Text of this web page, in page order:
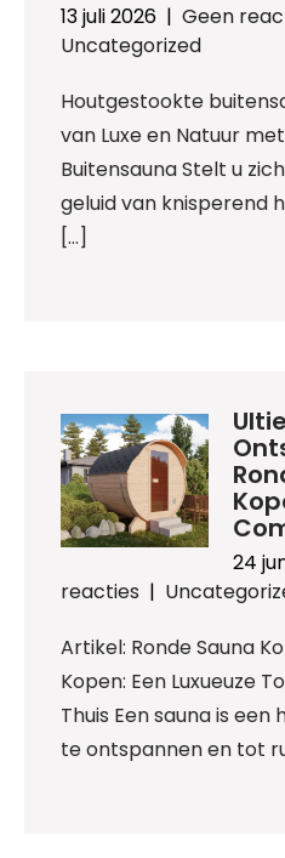
13 juli 2026 | Geen
Uncategorized
Houtgestookte
van Luxe en Natuur
Buitensauna Stelt u
geluid van knisperend
[…]
24
reacties |
Artikel: Ronde Sauna
Kopen: Een Luxueuze
Thuis Een sauna is
te ontspannen en tot